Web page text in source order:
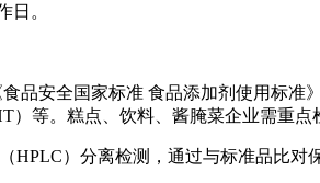
日。
食品安全国家标准 食品添加剂使用标
）等。糕点、饮料、酱腌菜企业需重点
HPLC）分离检测，通过与标准品比